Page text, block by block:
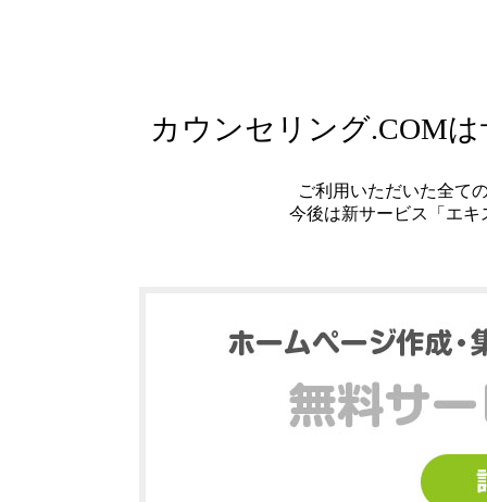
カウンセリング.COM
ご利用いただいた全て
今後は新サービス「エ